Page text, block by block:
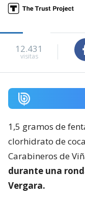
12.431
visitas
1,5 gramos de
clorhidrato de
Carabineros de
durante una
Vergara.